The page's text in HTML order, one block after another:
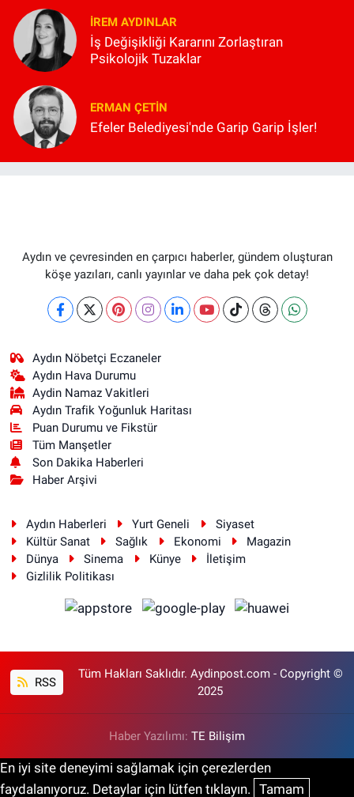
İREM AYDINLAR
İş Değişikliği Kararını Zorlaştıran
Psikolojik Tuzaklar
ERMAN ÇETIN
Efeler Belediyesi'nde Garip Garip İşler!
Aydın ve çevresinden en çarpıcı haberler, gündem oluşturan
köşe yazıları, canlı yayınlar ve daha pek çok detay!
Aydın Nöbetçi Eczaneler
Aydın Hava Durumu
Aydin Namaz Vakitleri
Aydın Trafik Yoğunluk Haritası
Puan Durumu ve Fikstür
Tüm Manşetler
Son Dakika Haberleri
Haber Arşivi
Aydın Haberleri Yurt Geneli
Siyaset
Kültür Sanat
Sağlık Ekonomi
Magazin
Dünya
Sinema Künye
İletişim
Gizlilik Politikası
RSS
Tüm Hakları Saklıdır. Aydinpost.com - Copyright ©
2025
Haber Yazılımı: TE Bilişim
En iyi site deneyimi sağlamak için çerezlerden
faydalanıyoruz. Detaylar için lütfen tıklayın. Tamam